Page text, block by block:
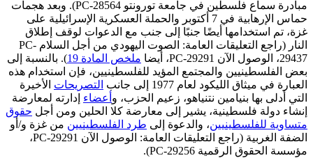
مبادرة سماع فلسطين في جامعة تورونتو PC-28564). وبعد هجمات
حماس الإرهابية في 7 أكتوبر والحملة العسكرية الإسرائيلية على
غزة، تم استخدامها أيضًا جنبًا إلى جنب مع الدعوات لوقف إطلاق
النار (راجع التعليقات العامة: الصوت اليهودي من أجل السلام PC-
29437، الوصول الآن PC-29291، أيضا
ملخص المادة 19
). بالنسبة إلى
بعض الفلسطينيين والمجتمع المؤيد للفلسطينيين، فإن استخدام هذه
العبارة في ميثاق الليكود لعام 1977 إلى جانب
التصريحات الأخيرة
التي أدلى بها بنيامين نتنياهو، زعيم الحزب، و أعضاء إدارته لمعارضة
إنشاء دولة فلسطينية، يشير إلى معارضة كلا الحلين ومن أجل حقوق
متساوية للفلسطينيين، والدعوة إلى طرد الفلسطينيين من غزة و/أو
الضفة الغربية (راجع التعليقات العامة: الوصول الآن PC-29291،
مؤسسة الحقوق الرقمية PC-29256).